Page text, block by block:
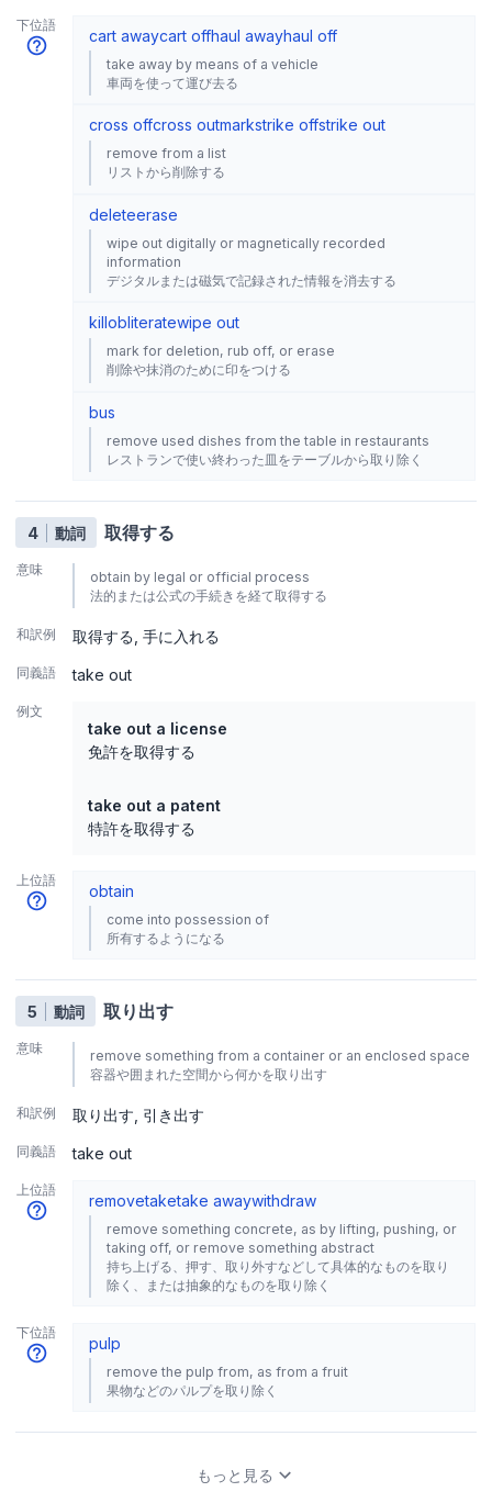
下位語
cart awaycart offhaul awayhaul off
take away by means of a vehicle
車両を使って運び去る
cross offcross outmarkstrike offstrike out
remove from a list
リストから削除する
deleteerase
wipe out digitally or magnetically recorded
information
デジタルまたは磁気で記録された情報を消去する
killobliteratewipe out
mark for deletion, rub off, or erase
削除や抹消のために印をつける
bus
remove used dishes from the table in restaurants
レストランで使い終わった皿をテーブルから取り除く
4 動詞 取得する
意味
obtain by legal or official process
法的または公式の手続きを経て取得する
和訳例 取得する 手に入れる
同義語 take out
例文
take out a license
免許を取得する
take out a patent
特許を取得する
上位語
obtain
come into possession of
所有するようになる
5 動詞 取り出す
意味
remove something from a container or an enclosed space
容器や囲まれた空間から何かを取り出す
和訳例 取り出す 引き出す
同義語 take out
上位語
removetaketake awaywithdraw
remove something concrete, as by lifting, pushing, or
taking off, or remove something abstract
持ち上げる、押す、取り外すなどして具体的なものを取り
除く、または抽象的なものを取り除く
下位語
pulp
remove the pulp from, as from a fruit
果物などのパルプを取り除く
もっと見る